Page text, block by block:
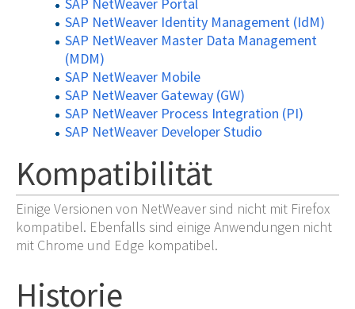
SAP NetWeaver Portal
SAP NetWeaver Identity Management (IdM)
SAP NetWeaver Master Data Management
(MDM)
SAP NetWeaver Mobile
SAP NetWeaver Gateway (GW)
SAP NetWeaver Process Integration (PI)
SAP NetWeaver Developer Studio
Kompatibilität
Einige Versionen von NetWeaver sind nicht mit Firefox
kompatibel. Ebenfalls sind einige Anwendungen nicht
mit Chrome und Edge kompatibel.
Historie